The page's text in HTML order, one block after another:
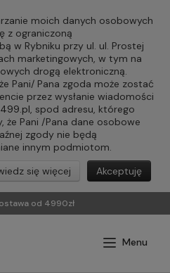
moich danych osobowych
z ograniczoną
w Rybniku przy ul. ul. Prostej
marketingowych, w tym na
drogą elektroniczną.
Pani/ Pana zgoda może zostać
przez wysłanie wiadomości
, spod adresu, którego
że Pani /Pana dane osobowe
zgody nie będą
innym podmiotom.
Akceptuję
się więcej
od 4990zł